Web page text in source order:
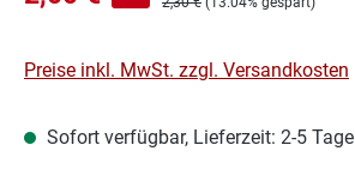
Preise inkl. MwSt. zzgl. Versandkosten
Sofort verfügbar, Lieferzeit: 2-5 Tage